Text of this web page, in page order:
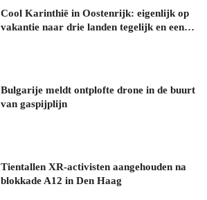
Cool Karinthië in Oostenrijk: eigenlijk op
vakantie naar drie landen tegelijk en een…
Bulgarije meldt ontplofte drone in de buurt
van gaspijplijn
Tientallen XR-activisten aangehouden na
blokkade A12 in Den Haag